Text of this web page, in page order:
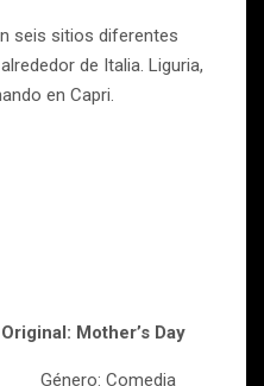
seis sitios diferentes
de Italia. Liguria,
en Capri.
Mother’s Day
Género: Comedia